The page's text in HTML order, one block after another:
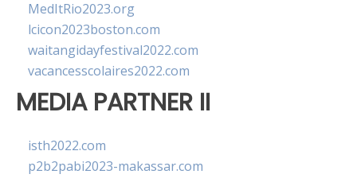
MedItRio2023.org
lcicon2023boston.com
waitangidayfestival2022.com
vacancesscolaires2022.com
MEDIA PARTNER II
isth2022.com
p2b2pabi2023-makassar.com